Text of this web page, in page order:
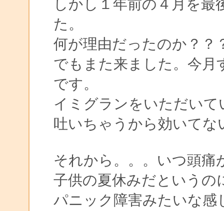
しかし１年前の４月を
た。
何が理由だったのか？？
でもまた来ました。今月
です。
イミグランをいただい
吐いちゃうから効いてな
それから。。。いつ頭痛
子供の夏休みだというの
パニック障害みたいな感